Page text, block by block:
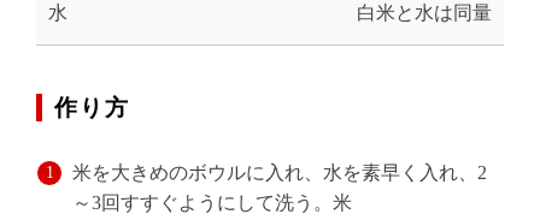
水 白米と水は同量
作り方
米を大きめのボウルに入れ、水を素早く入れ、2
～3回すすぐようにして洗う。米